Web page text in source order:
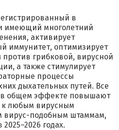
в
имеющий многолетний
активирует
иммунитет, оптимизирует
грибковой, вирусной
а также стимулирует
процессы
дыхательных путей. Все
в общем эффекте повышают
к любым вирусным
вирус-подобным штаммам,
годах.